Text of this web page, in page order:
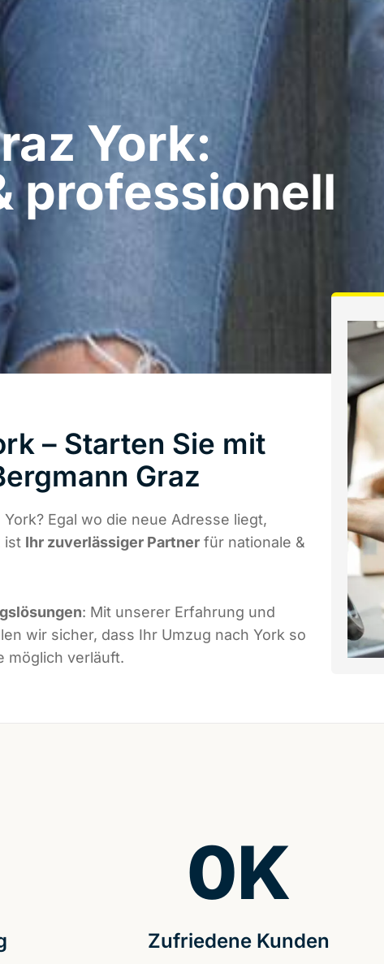
York:
professionell​
– Starten Sie mit
Graz
Egal wo die neue Adresse liegt,
ist Ihr zuverlässiger Partner für nationale &
: Mit unserer Erfahrung und
wir sicher, dass Ihr Umzug nach York so
möglich verläuft.
Zufriedene Kunden
0K